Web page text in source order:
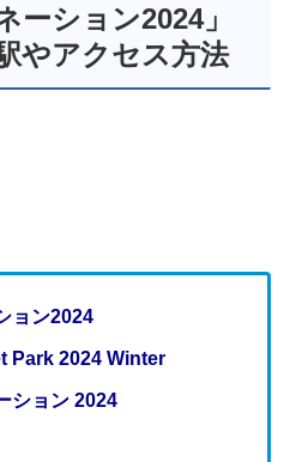
ーション2024」
やアクセス方法
ョン2024
Park 2024 Winter
ション 2024